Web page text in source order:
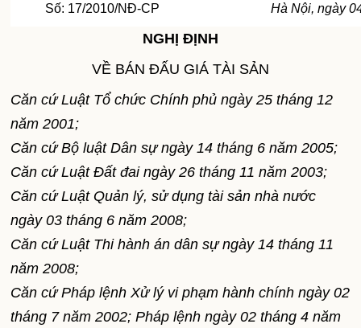
Số: 17/2010/NĐ-CP Hà Nội, ngày
NGHỊ ĐỊNH
VỀ BÁN ĐẤU GIÁ TÀI SẢN
Căn cứ Luật Tổ chức Chính phủ ngày 25 tháng 12
năm 2001;
Căn cứ Bộ luật Dân sự ngày 14 tháng 6 năm 2005;
Căn cứ Luật Đất đai ngày 26 tháng 11 năm 2003;
Căn cứ Luật Quản lý, sử dụng tài sản nhà nước
ngày 03 tháng 6 năm 2008;
Căn cứ Luật Thi hành án dân sự ngày 14 tháng 11
năm 2008;
Căn cứ Pháp lệnh Xử lý vi phạm hành chính ngày 02
tháng 7 năm 2002; Pháp lệnh ngày 02 tháng 4 năm